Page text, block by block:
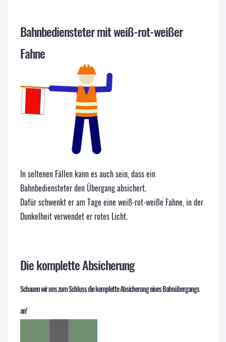
Bahnbediensteter mit weiß-rot-weißer
Fahne
In seltenen Fällen kann es auch sein, dass ein
Bahnbediensteter den Übergang absichert.
Dafür schwenkt er am Tage eine weiß-rot-weiße Fahne, in der
Dunkelheit verwendet er rotes Licht.
Die komplette Absicherung
Schauen wir uns zum Schluss die komplette Absicherung eines Bahnübergangs
an!